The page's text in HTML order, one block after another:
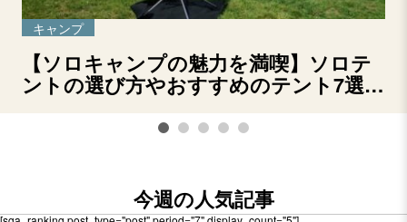
キャンプ
【ソロキャンプの魅力を満喫】ソロテ
ントの選び方やおすすめのテント7選を
今週の人気記事